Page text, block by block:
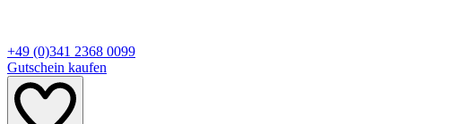
+49 (0)341 2368 0099
Gutschein kaufen